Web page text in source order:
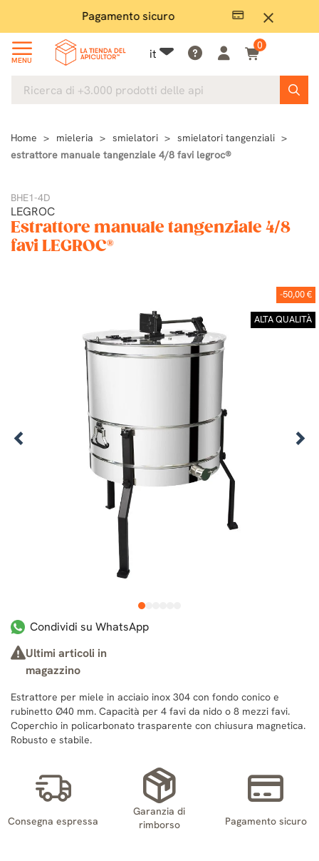
close
Pagamento sicuro
MENU it
0
Home mieleria smielatori
smielatori tangenziali
estrattore manuale tangenziale 4/8 favi legroc®
BHE1-4D
LEGROC
Estrattore manuale tangenziale 4/8
favi LEGROC®
-50,00 €
ALTA QUALITÀ
1
Condividi su WhatsApp
Ultimi articoli in
magazzino
Estrattore per miele in acciaio inox 304 con fondo conico e
rubinetto Ø40 mm. Capacità per 4 favi da nido o 8 mezzi favi.
Coperchio in policarbonato trasparente con chiusura magnetica.
Robusto e stabile.
Consegna espressa
Garanzia di
rimborso
Pagamento sicuro